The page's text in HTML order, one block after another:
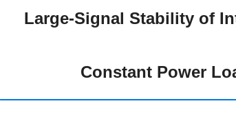
Large-Signal Stability of
Constant Power